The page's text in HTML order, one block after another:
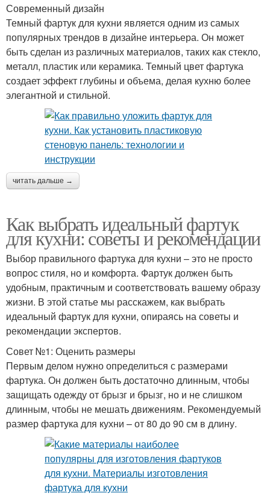
Современный дизайн
Темный фартук для кухни является одним из самых
популярных трендов в дизайне интерьера. Он может
быть сделан из различных материалов, таких как стекло,
металл, пластик или керамика. Темный цвет фартука
создает эффект глубины и объема, делая кухню более
элегантной и стильной.
читать дальше →
Как выбрать идеальный фартук
для кухни: советы и рекомендации
Выбор правильного фартука для кухни – это не просто
вопрос стиля, но и комфорта. Фартук должен быть
удобным, практичным и соответствовать вашему образу
жизни. В этой статье мы расскажем, как выбрать
идеальный фартук для кухни, опираясь на советы и
рекомендации экспертов.
Совет №1: Оценить размеры
Первым делом нужно определиться с размерами
фартука. Он должен быть достаточно длинным, чтобы
защищать одежду от брызг и брызг, но и не слишком
длинным, чтобы не мешать движениям. Рекомендуемый
размер фартука для кухни – от 80 до 90 см в длину.